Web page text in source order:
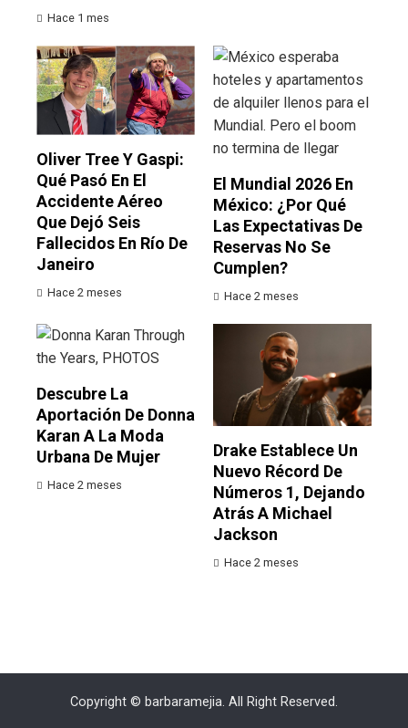
Hace 1 mes
Oliver Tree Y Gaspi:
Qué Pasó En El
Accidente Aéreo
Que Dejó Seis
Fallecidos En Río De
Janeiro
Hace 2 meses
El Mundial 2026 En
México: ¿por Qué
Las Expectativas De
Reservas No Se
Cumplen?
Hace 2 meses
Descubre La
Aportación De Donna
Karan A La Moda
Urbana De Mujer
Hace 2 meses
Drake Establece Un
Nuevo Récord De
Números 1, Dejando
Atrás A Michael
Jackson
Hace 2 meses
Copyright © barbaramejia. All Right Reserved.